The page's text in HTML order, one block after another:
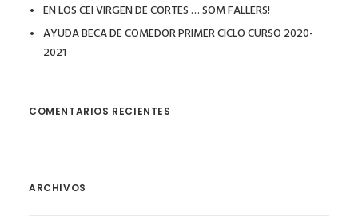
EN LOS CEI VIRGEN DE CORTES … SOM FALLERS!
AYUDA BECA DE COMEDOR PRIMER CICLO CURSO 2020-
2021
COMENTARIOS RECIENTES
ARCHIVOS